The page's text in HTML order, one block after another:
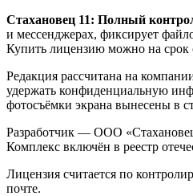
Стахановец 11: Полный
и мессенджерах, фиксирует
Купить лицензию можно на срок
Редакция рассчитана на
удержать конфиденциальную
фотосъёмки экрана вынесены в
Разработчик — ООО
Комплекс включён в реестр
Лицензия считается по
почте.